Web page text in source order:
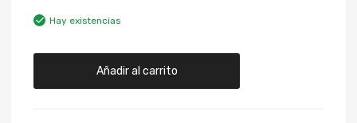
Hay existencias
Añadir al carrito